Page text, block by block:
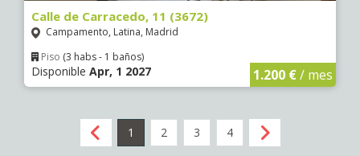
Calle de Carracedo, 11 (3672)
Campamento, Latina, Madrid
Piso (3 habs - 1 baños)
Disponible Apr, 1 2027 1.200 €/ mes
1 2 3 4